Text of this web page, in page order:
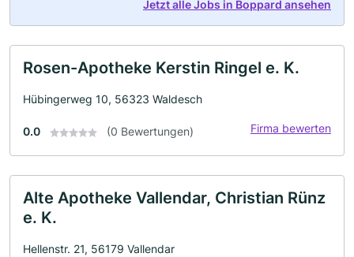
Jetzt alle Jobs in Boppard ansehen
Rosen-Apotheke Kerstin Ringel e. K.
Hübingerweg 10, 56323 Waldesch
0.0 (0 Bewertungen) Firma bewerten
Alte Apotheke Vallendar, Christian Rünz
e. K.
Hellenstr. 21, 56179 Vallendar